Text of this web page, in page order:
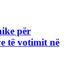
për
të votimit në